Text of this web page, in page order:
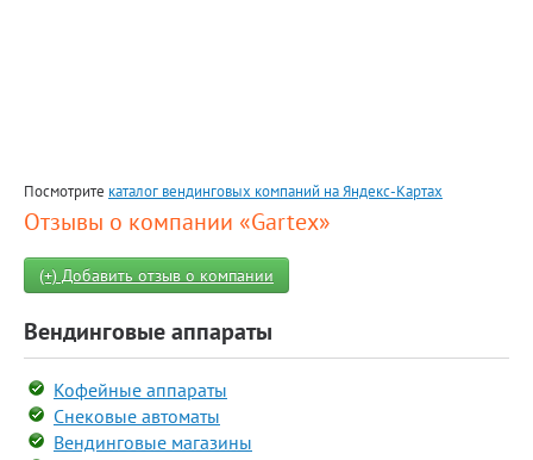
Посмотрите каталог вендинговых компаний на Яндекс-Картах
Отзывы о компании «Gartex»
(+) Добавить отзыв о компании
Вендинговые аппараты
Кофейные аппараты
Снековые автоматы
Вендинговые магазины